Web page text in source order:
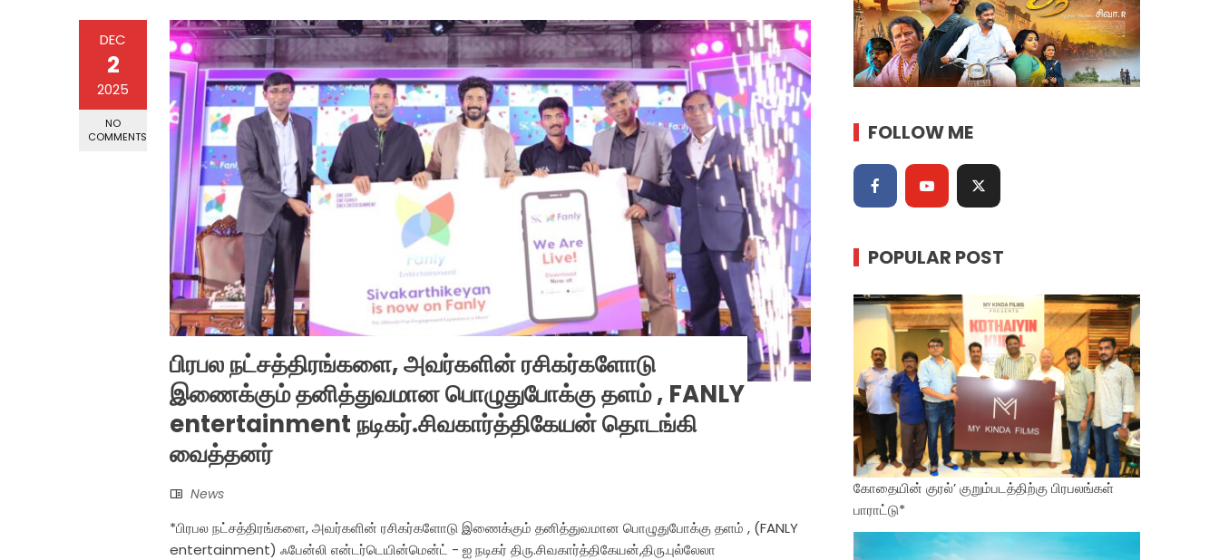
DEC
2
2025
NO
COMMENTS
பிரபல நட்சத்திரங்களை, அவர்களின் ரசிகர்களோடு
இணைக்கும் தனித்துவமான பொழுதுபோக்கு தளம் , FANLY
entertainment நடிகர்.சிவகார்த்திகேயன் தொடங்கி
வைத்தனர்
News
*பிரபல நட்சத்திரங்களை, அவர்களின் ரசிகர்களோடு இணைக்கும் தனித்துவமான பொழுதுபோக்கு தளம் , (FANLY
entertainment) ஃபேன்லி என்டர்டெயின்மென்ட் - ஐ நடிகர் திரு.சிவகார்த்திகேயன்,திரு.புல்லேலா
FOLLOW ME
POPULAR POST
கோதையின் குரல்’ குறும்படத்திற்கு பிரபலங்கள்
பாராட்டு*